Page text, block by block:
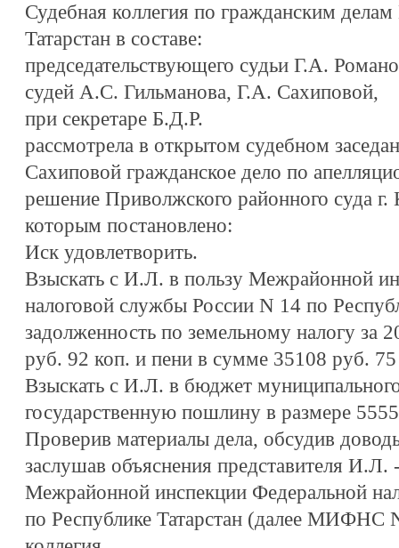
Судебная коллегия по гражданским
Татарстан в составе:
председательствующего судьи Г.А.
судей А.С. Гильманова, Г.А. Сахиповой,
при секретаре Б.Д.Р.
рассмотрела в открытом судебном
Сахиповой гражданское дело по
решение Приволжского районного суда
которым постановлено:
Иск удовлетворить.
Взыскать с И.Л. в пользу Межрайонной
налоговой службы России N 14 по
задолженность по земельному налогу за
руб. 92 коп. и пени в сумме 35108 руб.
Взыскать с И.Л. в бюджет
государственную пошлину в размере
Проверив материалы дела, обсудив
заслушав объяснения представителя
Межрайонной инспекции Федеральной
по Республике Татарстан (далее МИФНС